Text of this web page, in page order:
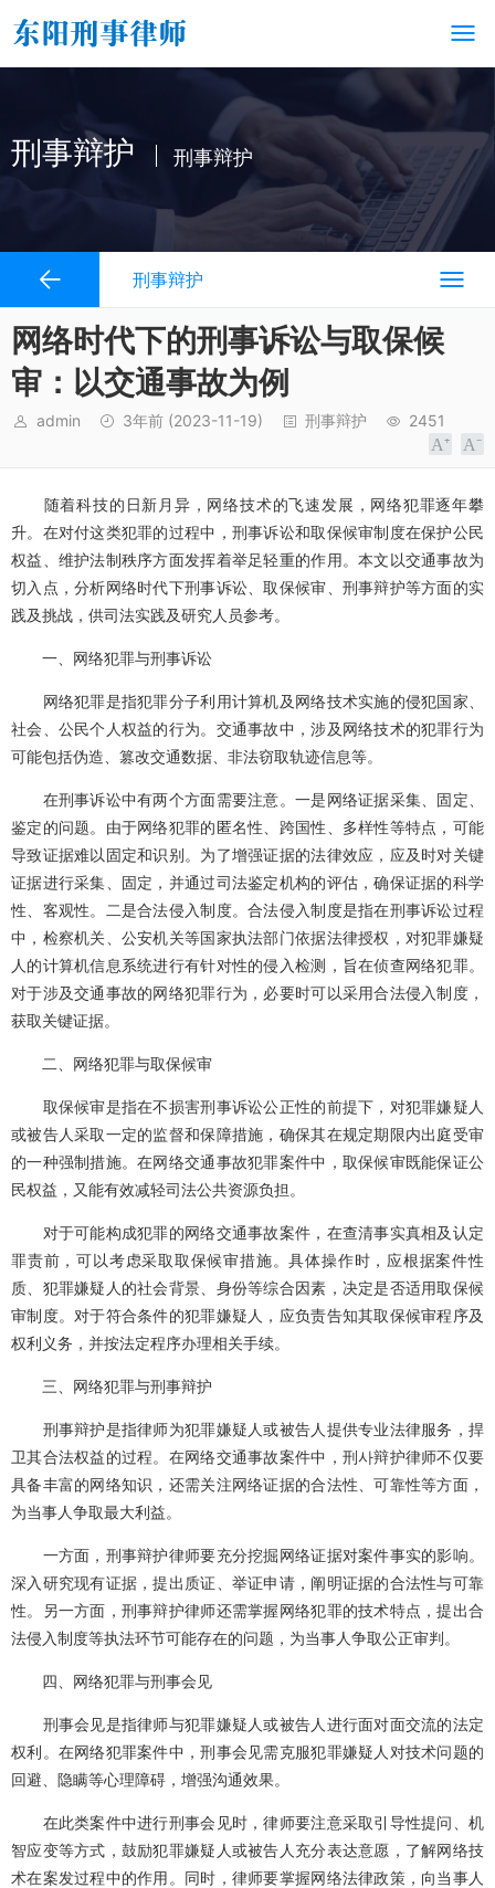
刑事辩护 刑事辩护
刑事辩护
网络时代下的刑事诉讼与取保候
审：以交通事故为例
admin 3年前 (2023-11-19) 刑事辩护 2451
随着科技的日新月异，网络技术的飞速发展，网络犯罪逐年攀
升。在对付这类犯罪的过程中，刑事诉讼和取保候审制度在保护公民
权益、维护法制秩序方面发挥着举足轻重的作用。本文以交通事故为
切入点，分析网络时代下刑事诉讼、取保候审、刑事辩护等方面的实
践及挑战，供司法实践及研究人员参考。
一、网络犯罪与刑事诉讼
网络犯罪是指犯罪分子利用计算机及网络技术实施的侵犯国家、
社会、公民个人权益的行为。交通事故中，涉及网络技术的犯罪行为
可能包括伪造、篡改交通数据、非法窃取轨迹信息等。
在刑事诉讼中有两个方面需要注意。一是网络证据采集、固定、
鉴定的问题。由于网络犯罪的匿名性、跨国性、多样性等特点，可能
导致证据难以固定和识别。为了增强证据的法律效应，应及时对关键
证据进行采集、固定，并通过司法鉴定机构的评估，确保证据的科学
性、客观性。二是合法侵入制度。合法侵入制度是指在刑事诉讼过程
中，检察机关、公安机关等国家执法部门依据法律授权，对犯罪嫌疑
人的计算机信息系统进行有针对性的侵入检测，旨在侦查网络犯罪。
对于涉及交通事故的网络犯罪行为，必要时可以采用合法侵入制度，
获取关键证据。
二、网络犯罪与取保候审
取保候审是指在不损害刑事诉讼公正性的前提下，对犯罪嫌疑人
或被告人采取一定的监督和保障措施，确保其在规定期限内出庭受审
的一种强制措施。在网络交通事故犯罪案件中，取保候审既能保证公
民权益，又能有效减轻司法公共资源负担。
对于可能构成犯罪的网络交通事故案件，在查清事实真相及认定
罪责前，可以考虑采取取保候审措施。具体操作时，应根据案件性
质、犯罪嫌疑人的社会背景、身份等综合因素，决定是否适用取保候
审制度。对于符合条件的犯罪嫌疑人，应负责告知其取保候审程序及
权利义务，并按法定程序办理相关手续。
三、网络犯罪与刑事辩护
刑事辩护是指律师为犯罪嫌疑人或被告人提供专业法律服务，捍
卫其合法权益的过程。在网络交通事故案件中，刑사辩护律师不仅要
具备丰富的网络知识，还需关注网络证据的合法性、可靠性等方面，
为当事人争取最大利益。
一方面，刑事辩护律师要充分挖掘网络证据对案件事实的影响。
深入研究现有证据，提出质证、举证申请，阐明证据的合法性与可靠
性。另一方面，刑事辩护律师还需掌握网络犯罪的技术特点，提出合
法侵入制度等执法环节可能存在的问题，为当事人争取公正审判。
四、网络犯罪与刑事会见
刑事会见是指律师与犯罪嫌疑人或被告人进行面对面交流的法定
权利。在网络犯罪案件中，刑事会见需克服犯罪嫌疑人对技术问题的
回避、隐瞒等心理障碍，增强沟通效果。
在此类案件中进行刑事会见时，律师要注意采取引导性提问、机
智应变等方式，鼓励犯罪嫌疑人或被告人充分表达意愿，了解网络技
术在案发过程中的作用。同时，律师要掌握网络法律政策，向当事人